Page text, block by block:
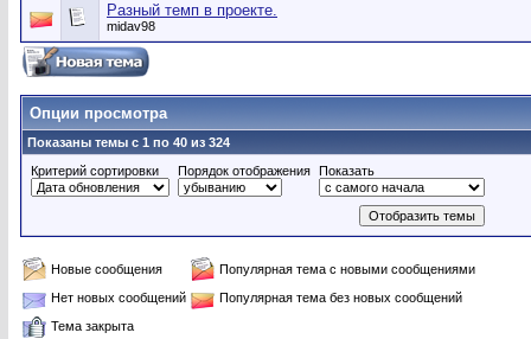
Разный темп в проекте.
midav98
Опции просмотра
Показаны темы с 1 по 40 из 324
Критерий сортировки
Порядок отображения Показать
Новые сообщения
Популярная тема с новыми сообщениями
Нет новых сообщений
Популярная тема без новых сообщений
Тема закрыта